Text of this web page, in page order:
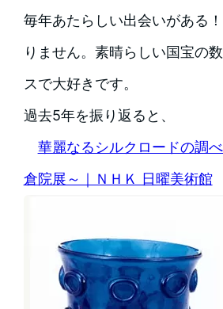
毎年あたらしい出会いがある
りません。素晴らしい国宝の
スで大好きです。
過去5年を振り返ると、
華麗なるシルクロードの調
倉院展～｜ＮＨＫ 日曜美術館